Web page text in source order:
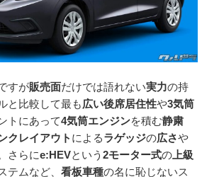
すが販売面だけでは語れない実力の持
と比較して最も広い後席居住性や3気筒
トにあって4気筒エンジンを積む静粛
クレイアウト によるラゲッジの広さや
さらにe:HEVという 2モーター式の 上級
テムなど、 看板車種の名に恥じないス